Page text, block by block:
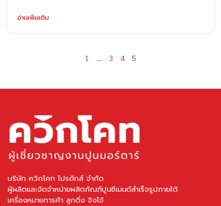
ดังอีกมากมาย โดยเชิญแขกผู้มีเกียรติกว่าพันชีวิตเข้าร่วมงาน
อ่านเพิ่มเติม
1 … 3 4 5
บริษัท ควิกโคท โปรดักส์ จำกัด
ผู้ผลิตและจัดจำหน่ายผลิตภัณฑ์ปูนซีเมนต์สำเร็จรูปภายใต้
เครื่องหมายการค้า ลูกดิ่ง จิงโจ้